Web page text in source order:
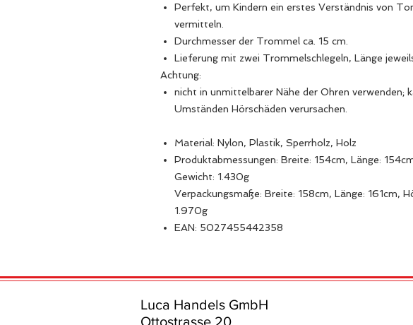
Perfekt, um Kindern ein erstes Verständnis von
vermitteln.
Durchmesser der Trommel ca. 15 cm.
Lieferung mit zwei Trommelschlegeln, Länge
Achtung:
nicht in unmittelbarer Nähe der Ohren verwenden;
Umständen Hörschäden verursachen.
Material: Nylon, Plastik, Sperrholz, Holz
Produktabmessungen: Breite: 154cm, Länge:
Gewicht: 1.430g
Verpackungsmaße: Breite: 158cm, Länge: 161cm,
1.970g
EAN: 5027455442358
Luca Handels GmbH
Ottostrasse 20